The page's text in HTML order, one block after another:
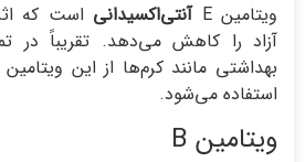
ویتامین E آنتی‌اکسیدانی است که
آزاد را کاهش می‌دهد. تقریباً در
استفاده می‌شود.
ویتامین B